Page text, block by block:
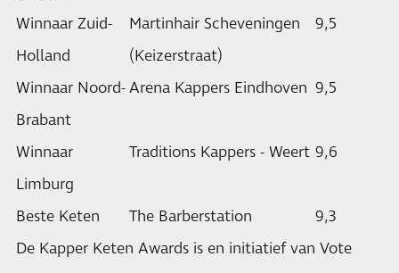
Winnaar Zuid-
Holland
Martinhair Scheveningen
(Keizerstraat)
9,5
Winnaar Noord-
Brabant
Arena Kappers Eindhoven 9,5
Winnaar
Limburg
Traditions Kappers - Weert 9,6
Beste Keten The Barberstation
9,3
De Kapper Keten Awards is en initiatief van Vote